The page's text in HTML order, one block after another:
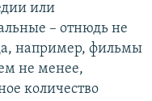
или
– отнюдь не
например, фильмы
не менее,
количество